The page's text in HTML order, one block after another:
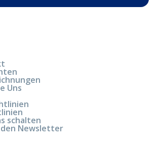
Uns
schalten
Newsletter